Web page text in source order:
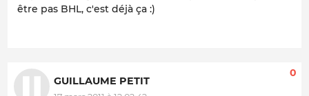
être pas BHL, c'est déjà ça :)
GUILLAUME PETIT
0